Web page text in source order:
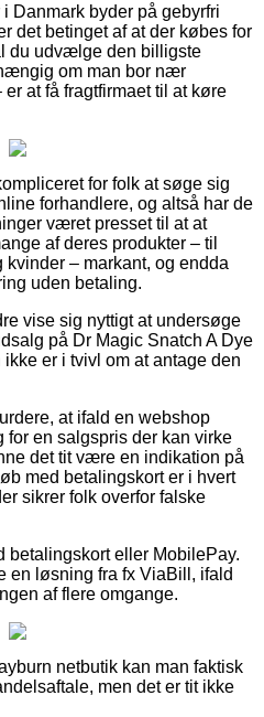
Danmark byder på gebyrfri
det betinget af at der købes for
du udvælge den billigste
om man bor nær
at få fragtfirmaet til at køre
for folk at søge sig
forhandlere, og altså har de
været presset til at at
af deres produkter – til
– markant, og endda
uden betaling.
vise sig nyttigt at undersøge
på Dr Magic Snatch A Dye
er i tvivl om at antage den
at ifald en webshop
en salgspris der kan virke
det tit være en indikation på
med betalingskort er i hvert
sikrer folk overfor falske
betalingskort eller MobilePay.
en løsning fra fx ViaBill, ifald
af flere omgange.
netbutik kan man faktisk
men det er tit ikke